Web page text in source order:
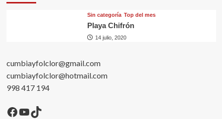
Sin categorí­a Top del mes
Playa Chifrón
14 julio, 2020
cumbiayfolclor@gmail.com
cumbiayfolclor@hotmail.com
998 417 194
Facebook
YouTube
TikTok